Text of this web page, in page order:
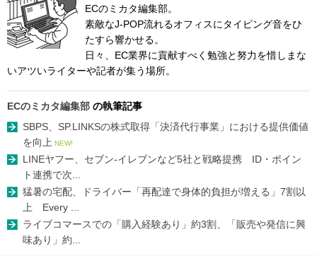
ECのミカタ編集部。
素敵なJ-POP流れるオフィスにタイピング音をひ
たすら響かせる。
日々、EC業界に貢献すべく勉強と努力を惜しまな
いアツいライターや記者が集う場所。
ECのミカタ編集部 の執筆記事
SBPS、SP.LINKSの株式取得「決済代行事業」における提供価値
を向上 NEW!
LINEヤフー、セブン-イレブンなど5社と戦略提携 ID・ポイン
ト連携で次...
猛暑の宅配、ドライバー「再配達で身体的負担が増える」7割以
上 Every ...
ライブコマースでの「購入経験あり」約3割、「販売や発信に興
味あり」約...